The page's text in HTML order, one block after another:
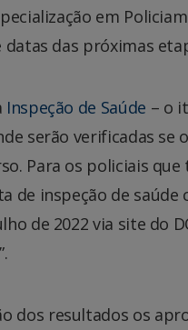
em
das próximas
Inspeção de Saúde – o
serão verificadas
Para os policiais
de inspeção de saúde
de 2022 via site do
dos resultados os